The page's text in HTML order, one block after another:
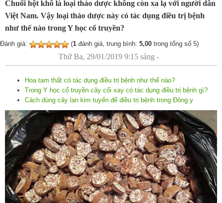
Chuối hột khô là loại thảo dược không còn xa lạ với người dân
Việt Nam. Vậy loại thảo dược này có tác dụng điều trị bệnh
như thế nào trong Y học cổ truyền?
Đánh giá: (1 đánh giá, trung bình: 5,00 trong tổng số 5)
Thứ Ba, 29/01/2019 9:15 sáng -
Hoa tam thất có tác dụng điều trị bệnh như thế nào?
Trong Y học cổ truyền cây cối xay có tác dụng điều trị bệnh gì?
Cách dùng cây lan kim tuyến để điều trị bệnh trong Đông y